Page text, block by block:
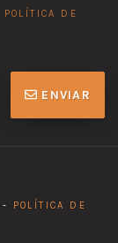
POLÍTICA DE
ENVIAR
-
POLÍTICA DE